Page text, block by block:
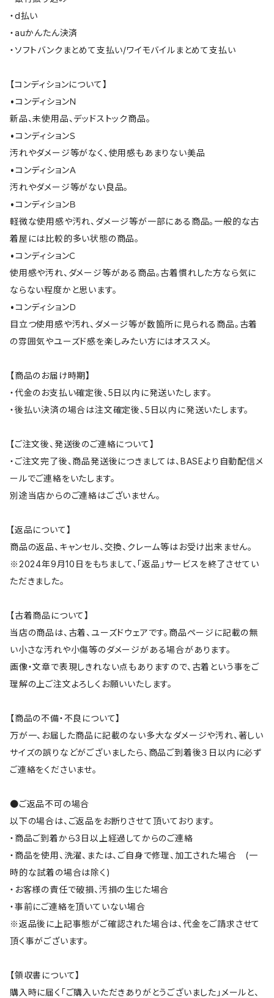
・d払い
・auかんたん決済
・ソフトバンクまとめて支払い/ワイモバイルまとめて支払い
【コンディションについて】
•コンディションＮ
新品、未使用品、デッドストック商品。
•コンディションＳ
汚れやダメージ等がなく、使用感もあまりない美品
•コンディションＡ
汚れやダメージ等がない良品。
•コンディションＢ
軽微な使用感や汚れ、ダメージ等が一部にある商品。一般的な古
着屋には比較的多い状態の商品。
•コンディションＣ
使用感や汚れ、ダメージ等がある商品。古着慣れした方なら気に
ならない程度かと思います。
•コンディションＤ
目立つ使用感や汚れ、ダメージ等が数箇所に見られる商品。古着
の雰囲気やユーズド感を楽しみたい方にはオススメ。
【商品のお届け時期】
・代金のお支払い確定後、5日以内に発送いたします。
・後払い決済の場合は注文確定後、5日以内に発送いたします。
【ご注文後、発送後のご連絡について】
・ご注文完了後、商品発送後につきましては、BASEより自動配信メ
ールでご連絡をいたします。
別途当店からのご連絡はございません。
【返品について】
商品の返品、キャンセル、交換、クレーム等はお受け出来ません。
※2024年9月10日をもちまして、「返品」サービスを終了させてい
ただきました。
【古着商品について】
当店の商品は、古着、ユーズドウェアです。商品ページに記載の無
い小さな汚れや小傷等のダメージがある場合があります。
画像・文章で表現しきれない点もありますので、古着という事をご
理解の上ご注文よろしくお願いいたします。
【商品の不備・不良について】
万が一、お届した商品に記載のない多大なダメージや汚れ、著しい
サイズの誤りなどがございましたら、商品ご到着後３日以内に必ず
ご連絡をくださいませ。
●ご返品不可の場合
以下の場合は、ご返品をお断りさせて頂いております。
・商品ご到着から3日以上経過してからのご連絡
・商品を使用、洗濯、または、ご自身で修理、加工された場合 (一
時的な試着の場合は除く)
・お客様の責任で破損、汚損の生じた場合
・事前にご連絡を頂いていない場合
※返品後に上記事態がご確認された場合は、代金をご請求させて
頂く事がございます。
【領収書について】
購入時に届く「ご購入いただきありがとうございました」メールと、